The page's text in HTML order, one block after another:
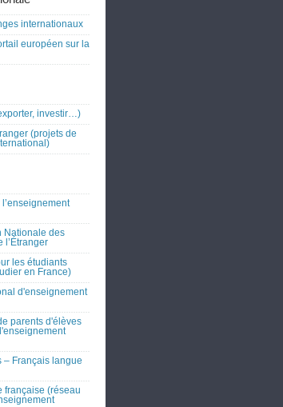
internationaux
européen sur la
investir…)
(projets de
Nationale des
l’Étranger
les étudiants
en France)
d'enseignement
parents d'élèves
– Français langue
française (réseau